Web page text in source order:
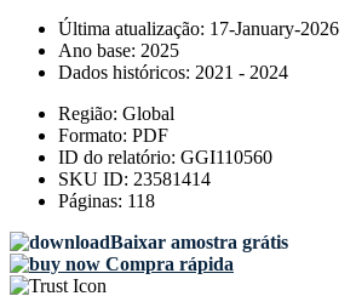
Última atualização: 17-January-2026
Ano base: 2025
Dados históricos: 2021 - 2024
Região: Global
Formato: PDF
ID do relatório: GGI110560
SKU ID: 23581414
Páginas: 118
Baixar amostra grátis
Compra rápida